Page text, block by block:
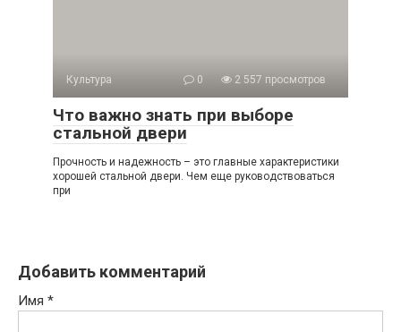
Культура 0 2 557 просмотров
Что важно знать при выборе
стальной двери
Прочность и надежность – это главные характеристики
хорошей стальной двери. Чем еще руководствоваться
при
Добавить комментарий
Имя *